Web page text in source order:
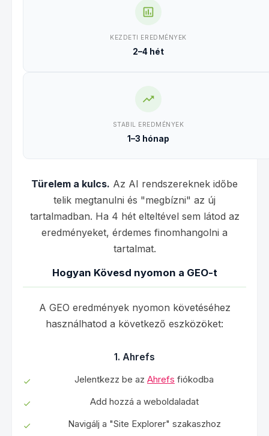
KEZDETI EREDMÉNYEK
2–4 hét
STABIL EREDMÉNYEK
1–3 hónap
Türelem a kulcs. Az AI rendszereknek időbe
telik megtanulni és "megbízni" az új
tartalmadban. Ha 4 hét elteltével sem látod az
eredményeket, érdemes finomhangolni a
tartalmat.
Hogyan Kövesd nyomon a GEO-t
A GEO eredmények nyomon követéséhez
használhatod a következő eszközöket:
1. Ahrefs
Jelentkezz be az Ahrefs fiókodba
Add hozzá a weboldaladat
Navigálj a "Site Explorer" szakaszhoz